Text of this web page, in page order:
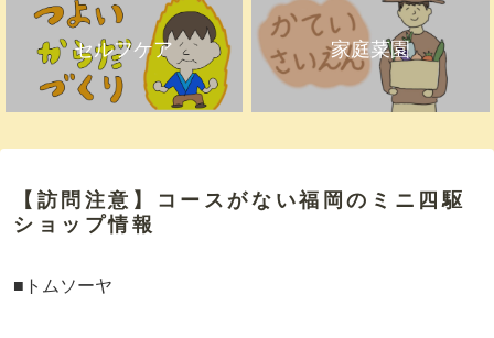
セルフケア 家庭菜園
【訪問注意】コースがない福岡のミニ四駆
ショップ情報
■トムソーヤ